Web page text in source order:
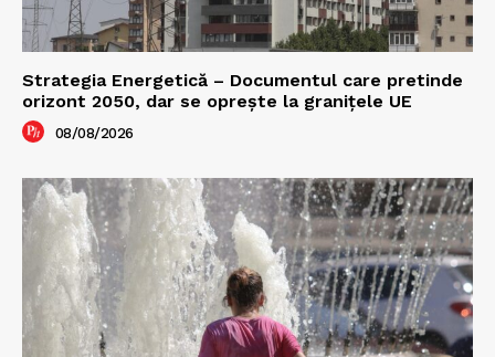
Strategia Energetică – Documentul care pretinde
orizont 2050, dar se oprește la granițele UE
08/08/2026